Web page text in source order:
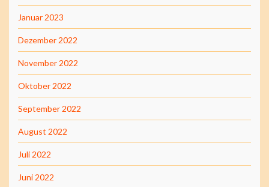
Januar 2023
Dezember 2022
November 2022
Oktober 2022
September 2022
August 2022
Juli 2022
Juni 2022